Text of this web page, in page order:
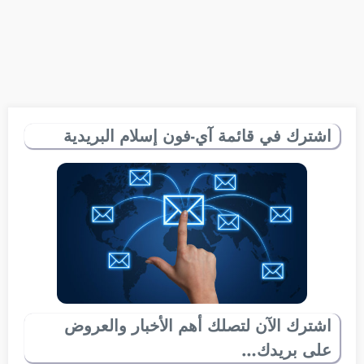
اشترك في قائمة آي-فون إسلام البريدية
اشترك الآن لتصلك أهم الأخبار والعروض
على بريدك…